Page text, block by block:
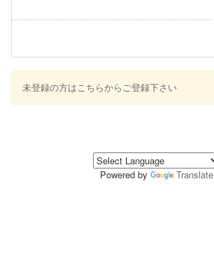
未登録の方はこちらからご登録下さい
Powered by Translate